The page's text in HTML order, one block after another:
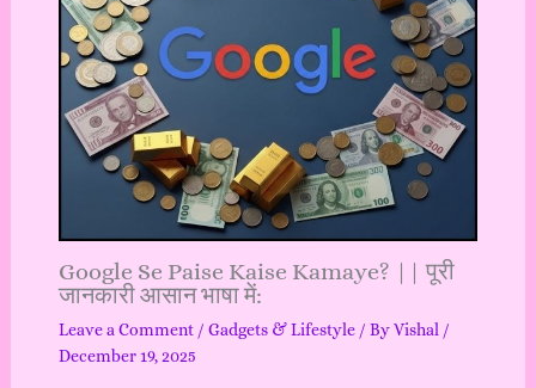
Google Se Paise Kaise Kamaye? || पूरी
जानकारी आसान भाषा में:
Leave a Comment / Gadgets & Lifestyle/ ByVishal /
December 19, 2025